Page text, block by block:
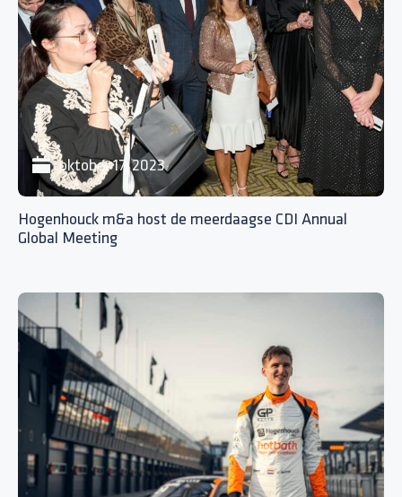
oktober 17, 2023
Hogenhouck m&a host de meerdaagse CDI Annual
Global Meeting